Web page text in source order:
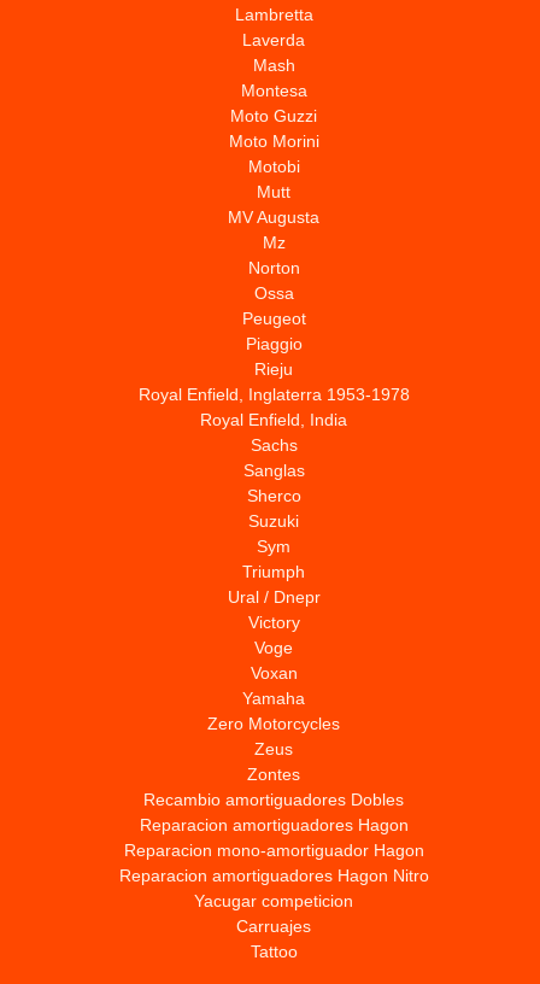
Lambretta
Laverda
Mash
Montesa
Moto Guzzi
Moto Morini
Motobi
Mutt
MV Augusta
Mz
Norton
Ossa
Peugeot
Piaggio
Rieju
Royal Enfield, Inglaterra 1953-1978
Royal Enfield, India
Sachs
Sanglas
Sherco
Suzuki
Sym
Triumph
Ural / Dnepr
Victory
Voge
Voxan
Yamaha
Zero Motorcycles
Zeus
Zontes
Recambio amortiguadores Dobles
Reparacion amortiguadores Hagon
Reparacion mono-amortiguador Hagon
Reparacion amortiguadores Hagon Nitro
Yacugar competicion
Carruajes
Tattoo